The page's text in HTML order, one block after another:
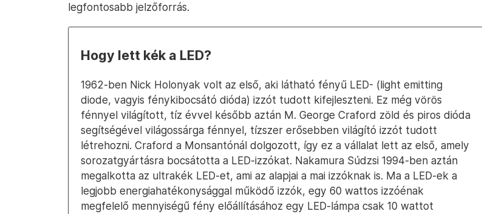
legfontosabb jelzőforrás.
Hogy lett kék a LED?
1962-ben Nick Holonyak volt az első, aki látható fényű LED- (light emitting
diode, vagyis fénykibocsátó dióda) izzót tudott kifejleszteni. Ez még vörös
fénnyel világított, tíz évvel később aztán M. George Craford zöld és piros dióda
segítségével világossárga fénnyel, tízszer erősebben világító izzót tudott
létrehozni. Craford a Monsantónál dolgozott, így ez a vállalat lett az első, amely
sorozatgyártásra bocsátotta a LED-izzókat. Nakamura Súdzsi 1994-ben aztán
megalkotta az ultrakék LED-et, ami az alapjai a mai izzóknak is. Ma a LED-ek a
legjobb energiahatékonysággal működő izzók, egy 60 wattos izzóénak
megfelelő mennyiségű fény előállításához egy LED-lámpa csak 10 wattot